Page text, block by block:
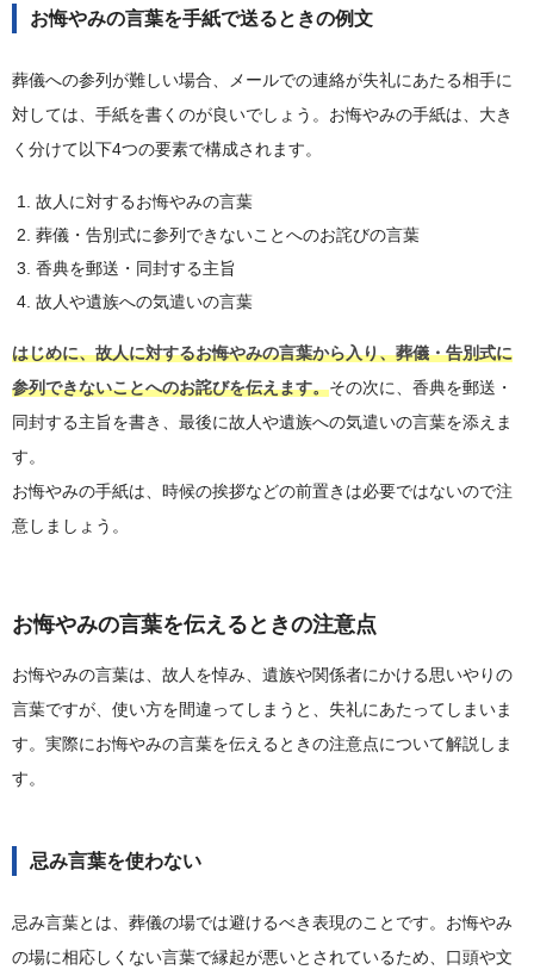
お悔やみの言葉を手紙で送るときの例文
葬儀への参列が難しい場合、メールでの連絡が失礼にあたる相手に
対しては、手紙を書くのが良いでしょう。お悔やみの手紙は、大き
く分けて以下4つの要素で構成されます。
故人に対するお悔やみの言葉
葬儀・告別式に参列できないことへのお詫びの言葉
香典を郵送・同封する主旨
故人や遺族への気遣いの言葉
はじめに、故人に対するお悔やみの言葉から入り、葬儀・告別式に
参列できないことへのお詫びを伝えます。その次に、香典を郵送・
同封する主旨を書き、最後に故人や遺族への気遣いの言葉を添えま
す。
お悔やみの手紙は、時候の挨拶などの前置きは必要ではないので注
意しましょう。
お悔やみの言葉を伝えるときの注意点
お悔やみの言葉は、故人を悼み、遺族や関係者にかける思いやりの
言葉ですが、使い方を間違ってしまうと、失礼にあたってしまいま
す。実際にお悔やみの言葉を伝えるときの注意点について解説しま
す。
忌み言葉を使わない
忌み言葉とは、葬儀の場では避けるべき表現のことです。お悔やみ
の場に相応しくない言葉で縁起が悪いとされているため、口頭や文